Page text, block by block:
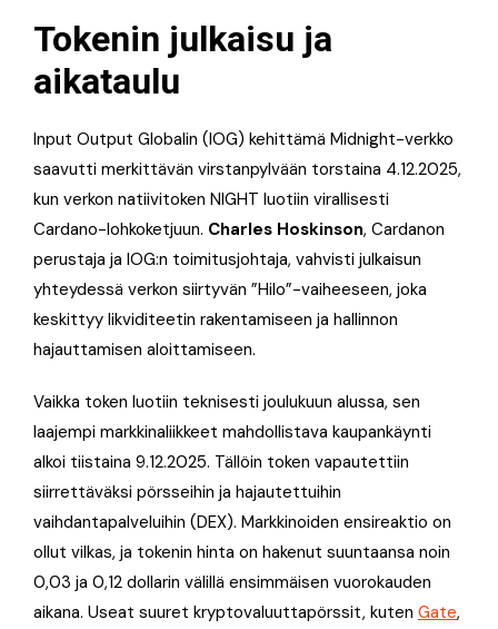
Tokenin julkaisu ja
aikataulu
Input Output Globalin (IOG) kehittämä Midnight-verkko
saavutti merkittävän virstanpylvään torstaina 4.12.2025,
kun verkon natiivitoken NIGHT luotiin virallisesti
Cardano-lohkoketjuun. Charles Hoskinson, Cardanon
perustaja ja IOG:n toimitusjohtaja, vahvisti julkaisun
yhteydessä verkon siirtyvän ”Hilo”-vaiheeseen, joka
keskittyy likviditeetin rakentamiseen ja hallinnon
hajauttamisen aloittamiseen.
Vaikka token luotiin teknisesti joulukuun alussa, sen
laajempi markkinaliikkeet mahdollistava kaupankäynti
alkoi tiistaina 9.12.2025. Tällöin token vapautettiin
siirrettäväksi pörsseihin ja hajautettuihin
vaihdantapalveluihin (DEX). Markkinoiden ensireaktio on
ollut vilkas, ja tokenin hinta on hakenut suuntaansa noin
0,03 ja 0,12 dollarin välillä ensimmäisen vuorokauden
aikana. Useat suuret kryptovaluuttapörssit, kuten Gate,